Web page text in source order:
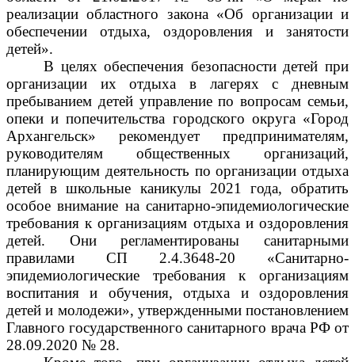
реализации областного закона «Об организации и
обеспечении отдыха, оздоровления и занятости
детей».
В целях обеспечения безопасности детей при
организации их отдыха в лагерях с дневным
пребыванием детей управление по вопросам семьи,
опеки и попечительства городского округа «Город
Архангельск» рекомендует предпринимателям,
руководителям общественных организаций,
планирующим деятельность по организации отдыха
детей в школьные каникулы 2021 года, обратить
особое внимание на санитарно-эпидемиологические
требования к организациям отдыха и оздоровления
детей. Они регламентированы санитарными
правилами СП 2.4.3648-20 «Санитарно-
эпидемиологические требования к организациям
воспитания и обучения, отдыха и оздоровления
детей и молодежи», утвержденными постановлением
Главного государственного санитарного врача РФ от
28.09.2020 № 28.